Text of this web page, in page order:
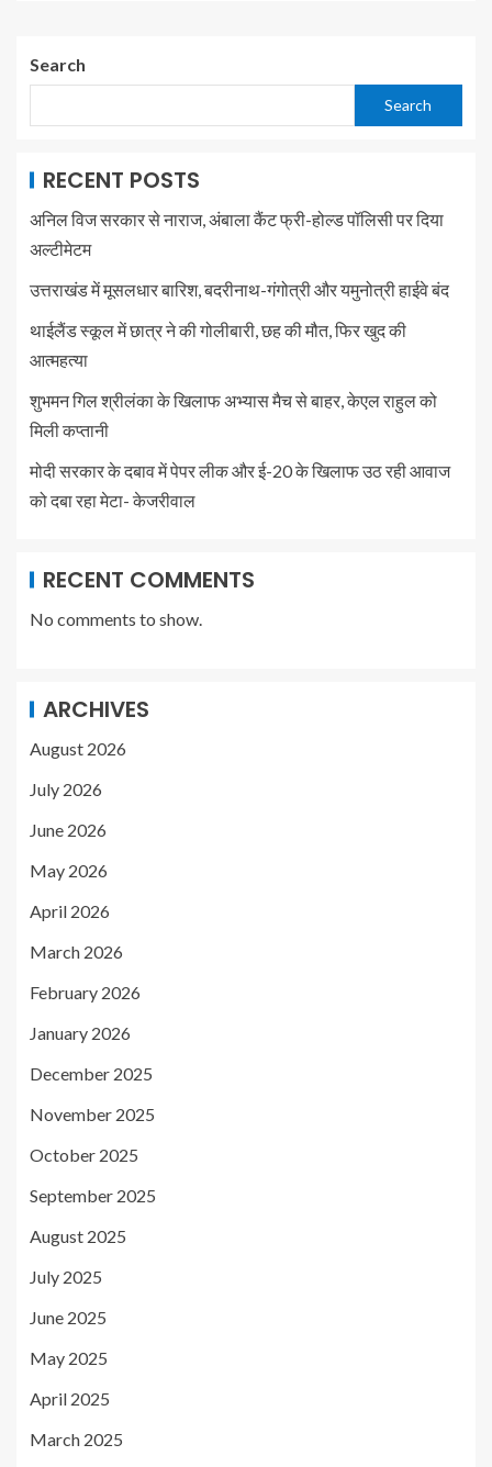
Search
Search
RECENT POSTS
अनिल विज सरकार से नाराज, अंबाला कैंट फ्री-होल्ड पॉलिसी पर दिया
अल्टीमेटम
उत्तराखंड में मूसलधार बारिश, बदरीनाथ-गंगोत्री और यमुनोत्री हाईवे बंद
थाईलैंड स्कूल में छात्र ने की गोलीबारी, छह की मौत, फिर खुद की
आत्महत्या
शुभमन गिल श्रीलंका के खिलाफ अभ्यास मैच से बाहर, केएल राहुल को
मिली कप्तानी
मोदी सरकार के दबाव में पेपर लीक और ई-20 के खिलाफ उठ रही आवाज
को दबा रहा मेटा- केजरीवाल
RECENT COMMENTS
No comments to show.
ARCHIVES
August 2026
July 2026
June 2026
May 2026
April 2026
March 2026
February 2026
January 2026
December 2025
November 2025
October 2025
September 2025
August 2025
July 2025
June 2025
May 2025
April 2025
March 2025